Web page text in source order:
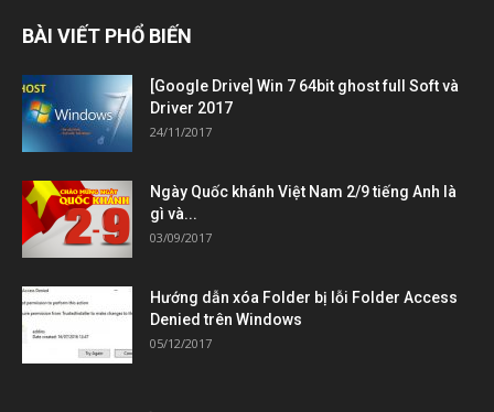
BÀI VIẾT PHỔ BIẾN
[Google Drive] Win 7 64bit ghost full Soft và
Driver 2017
24/11/2017
Ngày Quốc khánh Việt Nam 2/9 tiếng Anh là
gì và...
03/09/2017
Hướng dẫn xóa Folder bị lỗi Folder Access
Denied trên Windows
05/12/2017